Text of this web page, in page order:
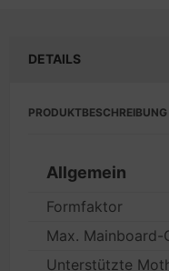
DETAILS
PRODUKTBESCHREIBUNG
Allgemein
Formfaktor
Max. Mainboard-
Unterstützte